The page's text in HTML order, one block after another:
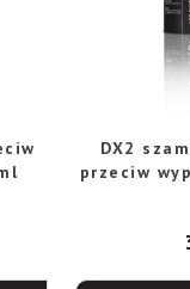
DX2
przeciw